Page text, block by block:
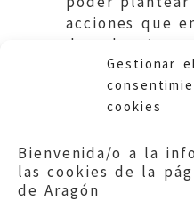
Gestionar el
cookies
Bienvenida/o a la
las cookies de la
de Aragón
acciones que
derechos
conveniente.